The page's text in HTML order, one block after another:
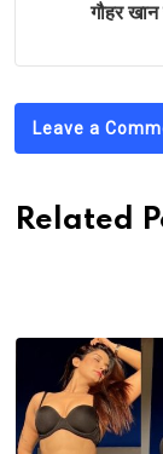
गौहर
Leave a
Related